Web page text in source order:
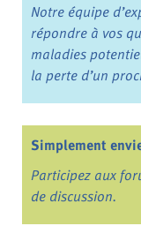
Notre équipe
répondre à vos
maladies
la perte d’un
Simplement
Participez aux
de discussion.